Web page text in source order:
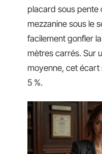
placard sous pente
mezzanine sous le
facilement gonfler
mètres carrés. Sur
moyenne, cet écart
5 %.